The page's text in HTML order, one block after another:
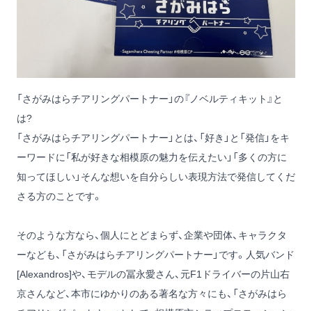
「さがみはらチアリングパートナー」の『ノベルティキット』と
は?
「さがみはらチアリングパートナー」とは、「好き」と「発信」をキ
ーワードに「私が好きな相模原の魅力を伝えたい」「多くの方に
知ってほしい」そんな想いを自分らしい表現方法で発信してくだ
さる方のことです。
そのような方なら、個人にとどまらず、企業や団体、キャラクタ
ーなども、「さがみはらチアリングパートナー」です。人気バンド
[Alexandros]や、モデルの冨永愛さん、元F1ドライバーの片山右
京さんなど、本市にゆかりのある著名な方々にも、「さがみはら